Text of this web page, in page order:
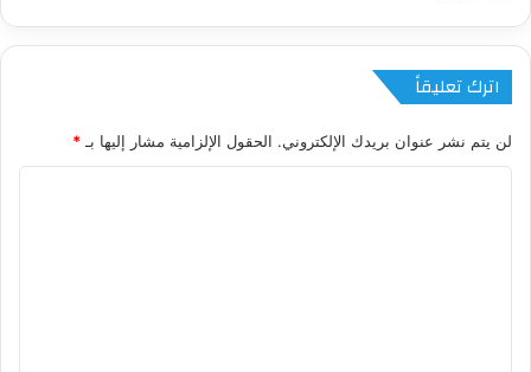
اترك تعليقاً
لن يتم نشر عنوان بريدك الإلكتروني. الحقول الإلزامية مشار إليها بـ *